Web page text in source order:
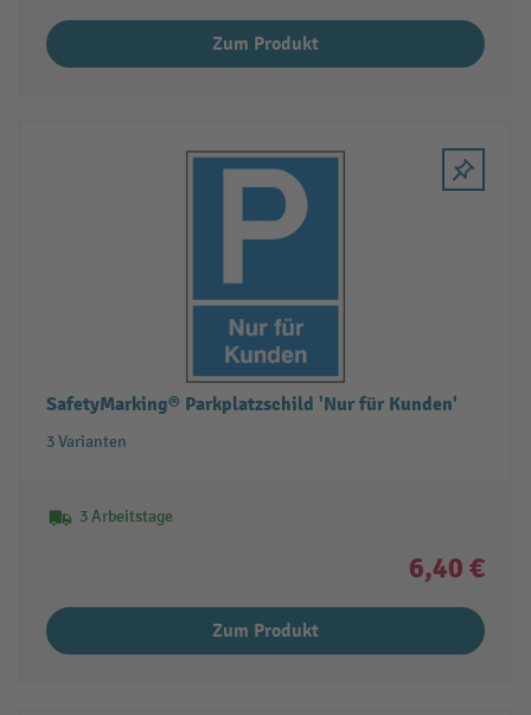
Zum Produkt
SafetyMarking® Parkplatzschild 'Nur für Kunden'
3 Varianten
3 Arbeitstage
6,40 €
Zum Produkt